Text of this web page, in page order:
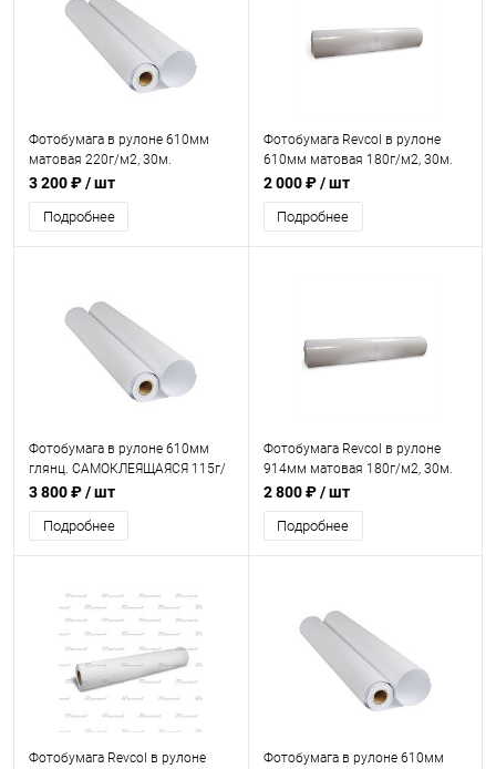
Фотобумага в рулоне 610мм
матовая 220г/м2, 30м.
двусторонняя
3 200 ₽/ шт
Подробнее
Фотобумага Revcol в рулоне
610мм матовая 180г/м2, 30м.
2 000 ₽/ шт
Подробнее
Фотобумага в рулоне 610мм
глянц. САМОКЛЕЯЩАЯСЯ 115г/
м2, 30м.
3 800 ₽/ шт
Подробнее
Фотобумага Revcol в рулоне
914мм матовая 180г/м2, 30м.
2 800 ₽/ шт
Подробнее
Фотобумага Revcol в рулоне Фотобумага в рулоне 610мм